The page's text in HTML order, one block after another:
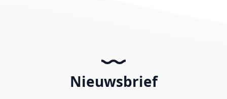
Nieuwsbrief